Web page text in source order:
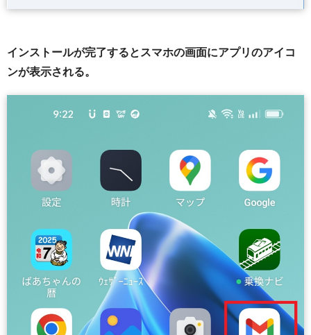
インストールが完了するとスマホの画面にアプリのアイコ
ンが表示される。